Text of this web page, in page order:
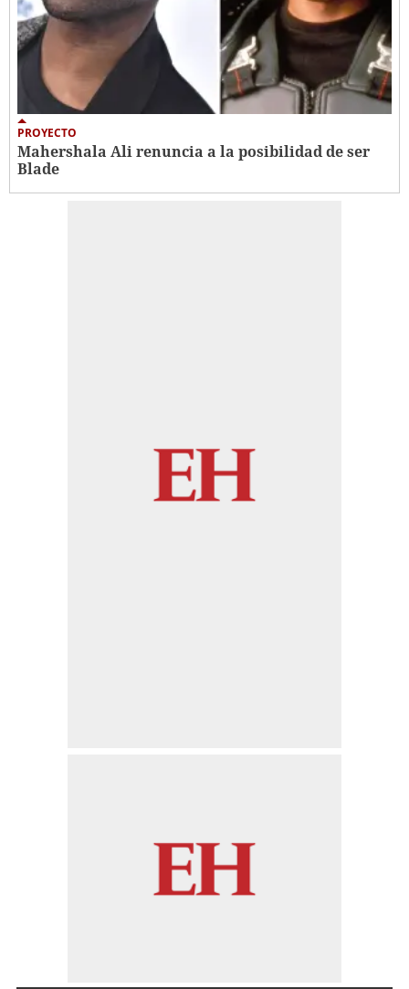
PROYECTO
Mahershala Ali renuncia a la posibilidad de ser
Blade